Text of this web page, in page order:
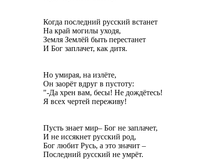
Когда последний русский встанет
На край могилы уходя,
Земля Землёй быть перестанет
И Бог заплачет, как дитя.
Но умирая, на излёте,
Он заорёт вдруг в пустоту:
"-Да хрен вам, бесы! Не дождётесь!
Я всех чертей переживу!
Пусть знает мир– Бог не заплачет,
И не иссякнет русский род,
Бог любит Русь, а это значит –
Последний русский не умрёт.